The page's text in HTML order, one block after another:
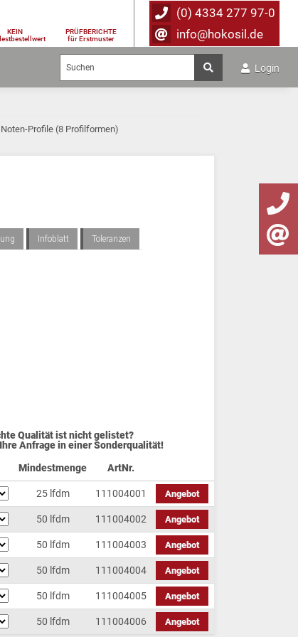
KEIN
PRÜFBERICHTE
für Erstmuster
(0) 4334 277 97-0
info@hokosil.de
Login
Profile (8 Profilformen)
Infoblatt Toleranzen
Qualität ist nicht gelistet?
Anfrage in einer Sonderqualität!
Mindestmenge ArtNr.
25 lfdm 111004001 Angebot
50 lfdm 111004002 Angebot
50 lfdm 111004003 Angebot
50 lfdm 111004004 Angebot
50 lfdm 111004005 Angebot
50 lfdm 111004006 Angebot